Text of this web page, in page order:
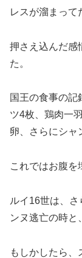
レスが溜まって
押さえ込んだ感
た。
国王の食事の記
ツ4枚、鶏肉一
卵、さらにシャ
これではお腹を
ルイ16世は、
ンヌ逃亡の時と
もしかしたら、